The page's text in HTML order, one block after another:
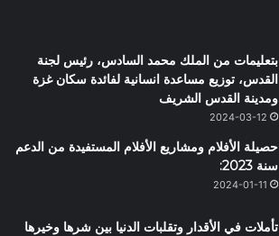
بتعليمات من الملك محمد السادس، رئيس لجنة
القدس، توزيع مساعدة انسانية لفائدة سكان غزة
ومدينة القدس الشريف
2024-03-12
حصيلة الأفلام ومشاريع الأفلام المستفيدة من الدعم
سنة 2023:
2024-01-11
تأملات في الأقدار وتقلبات الدنيا بين شرها وخيرها